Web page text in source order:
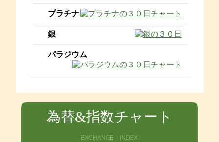
為替&指数チャート
EXCHANGE INDEX